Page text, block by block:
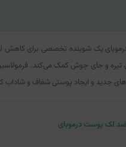
و جای جوش کمک می‌کند.
جدید و ایجاد پوستی شفاف و
لک پوست درموبای